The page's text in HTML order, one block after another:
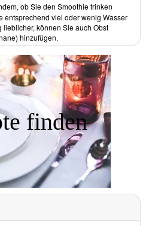
2019, von Dr. med. vet. Inke
ob Sie den Smoothie trinken
entsprechend viel oder wenig Wasser
können Sie auch Obst
hinzufügen.
finden